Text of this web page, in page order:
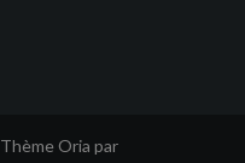
Thème Oria par